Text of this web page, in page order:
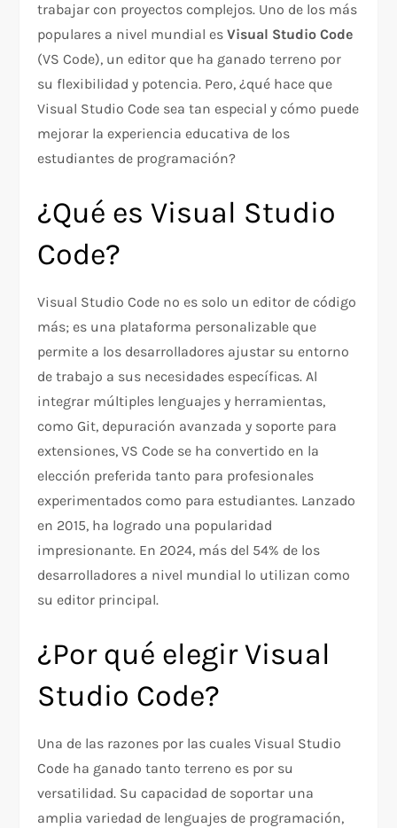
trabajar con proyectos complejos. Uno de los más
populares a nivel mundial esVisual Studio Code
(VS Code), un editor que ha ganado terreno por
su flexibilidad y potencia. Pero, ¿qué hace que
Visual Studio Code sea tan especial y cómo puede
mejorar la experiencia educativa de los
estudiantes de programación?
¿Qué es Visual Studio
Code?
Visual Studio Code no es solo un editor de código
más; es una plataforma personalizable que
permite a los desarrolladores ajustar su entorno
de trabajo a sus necesidades específicas. Al
integrar múltiples lenguajes y herramientas,
como Git, depuración avanzada y soporte para
extensiones, VS Code se ha convertido en la
elección preferida tanto para profesionales
experimentados como para estudiantes. Lanzado
en 2015, ha logrado una popularidad
impresionante. En 2024, más del 54% de los
desarrolladores a nivel mundial lo utilizan como
su editor principal.
¿Por qué elegir Visual
Studio Code?
Una de las razones por las cuales Visual Studio
Code ha ganado tanto terreno es por su
versatilidad. Su capacidad de soportar una
amplia variedad de lenguajes de programación,